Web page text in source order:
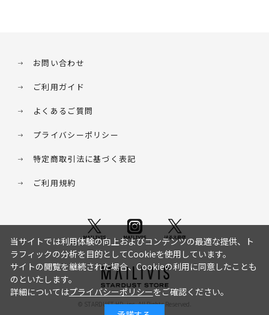
お問い合わせ
ご利用ガイド
よくあるご質問
プライバシーポリシー
特定商取引法に基づく表記
ご利用規約
© STARDUST HD. inc. All Rights Reserved.
当サイトでは利用体験の向上およびコンテンツの最適な提供、ト
ラフィックの分析を目的としてCookieを使用しています。
サイトの閲覧を継続された場合、Cookieの利用に同意したことも
のといたします。
詳細についてはプライバシーポリシーをご確認ください。